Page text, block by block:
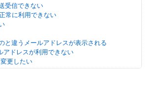
受信できない
常に利用できない
と違うメールアドレスが表示される
アドレスが利用できない
更したい